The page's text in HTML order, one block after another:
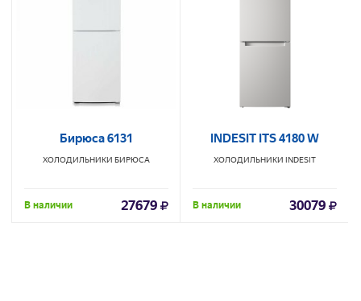
Бирюса 6131
ХОЛОДИЛЬНИКИ БИРЮСА
В наличии 27679
INDESIT ITS 4180 W
ХОЛОДИЛЬНИКИ INDESIT
В наличии 30079